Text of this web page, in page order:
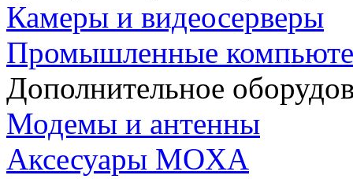
Камеры и видеосерверы
Промышленные
Дополнительное
Модемы и антенны
Аксесуары MOXA